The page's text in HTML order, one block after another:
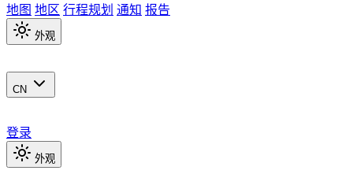
地图 地区 行程规划 通知 报告
外观
CN
登录
外观